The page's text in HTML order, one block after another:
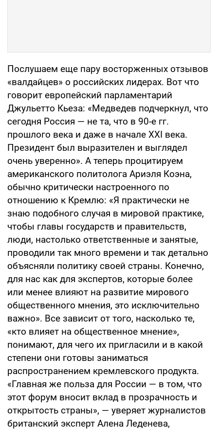
Послушаем еще пару восторженных отзывов
«валдайцев» о российских лидерах. Вот что
говорит европейский парламентарий
Джульетто Кьеза: «Медведев подчеркнул, что
сегодня Россия — не та, что в 90-е гг.
прошлого века и даже в начале XXI века.
Президент был выразителен и выглядел
очень уверенно». А теперь процитируем
американского политолога Ариэля Коэна,
обычно критически настроенного по
отношению к Кремлю: «Я практически не
знаю подобного случая в мировой практике,
чтобы главы государств и правительств,
люди, настолько ответственные и занятые,
проводили так много времени и так детально
объясняли политику своей страны. Конечно,
для нас как для экспертов, которые более
или менее влияют на развитие мирового
общественного мнения, это исключительно
важно». Все зависит от того, насколько те,
«кто влияет на общественное мнение»,
понимают, для чего их пригласили и в какой
степени они готовы заниматься
распространением кремлевского продукта.
«Главная же польза для России — в том, что
этот форум вносит вклад в прозрачность и
открытость страны», — уверяет журналистов
британский эксперт Алена Леденева,